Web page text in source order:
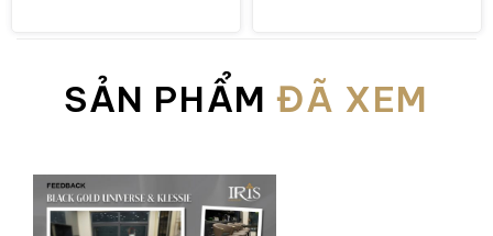
Bàn ăn Black Gold Universe ẩn chứa hàng
trăm “hạt ngọc con” — những tinh thể khoáng
vật tự nhiên nằm rải rác khắp bề mặt đá. Khi
khoáng lấp lánh ẩn mình trong từng đường
vân, tạo nên chiều sâu và sự sống động mà đá
nhân tạo không thể tái hiện.
SẢN PHẨM ĐÃ XEM